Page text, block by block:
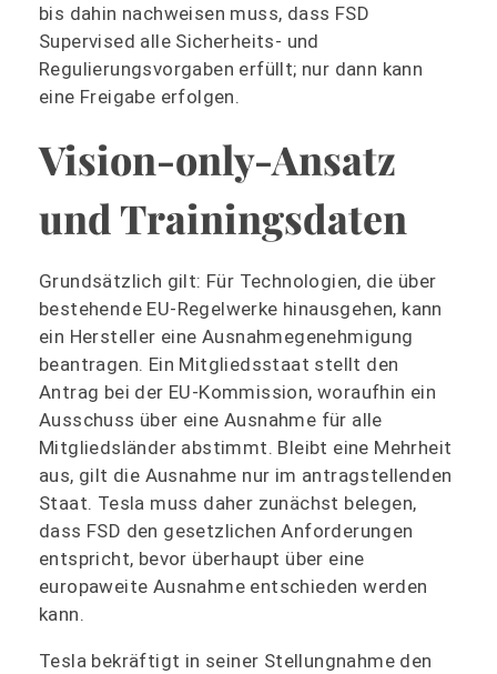
bis dahin nachweisen muss, dass FSD
Supervised alle Sicherheits- und
Regulierungsvorgaben erfüllt; nur dann kann
eine Freigabe erfolgen.
Vision-only-Ansatz
und Trainingsdaten
Grundsätzlich gilt: Für Technologien, die über
bestehende EU-Regelwerke hinausgehen, kann
ein Hersteller eine Ausnahmegenehmigung
beantragen. Ein Mitgliedsstaat stellt den
Antrag bei der EU-Kommission, woraufhin ein
Ausschuss über eine Ausnahme für alle
Mitgliedsländer abstimmt. Bleibt eine Mehrheit
aus, gilt die Ausnahme nur im antragstellenden
Staat. Tesla muss daher zunächst belegen,
dass FSD den gesetzlichen Anforderungen
entspricht, bevor überhaupt über eine
europaweite Ausnahme entschieden werden
kann.
Tesla bekräftigt in seiner Stellungnahme den